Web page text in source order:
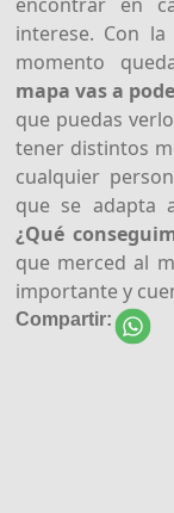
interese. Con
momento
mapa vas a
que puedas
tener distintos
cualquier
que se adapta
¿Qué
que merced al
importante y
Compartir: